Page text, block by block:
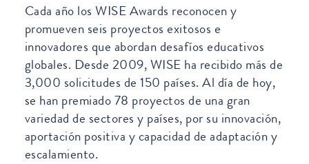
Cada año los WISE Awards reconocen y
promueven seis proyectos exitosos e
innovadores que abordan desafíos educativos
globales. Desde 2009, WISE ha recibido más de
3,000 solicitudes de 150 países. Al día de hoy,
se han premiado 78 proyectos de una gran
variedad de sectores y países, por su innovación,
aportación positiva y capacidad de adaptación y
escalamiento.